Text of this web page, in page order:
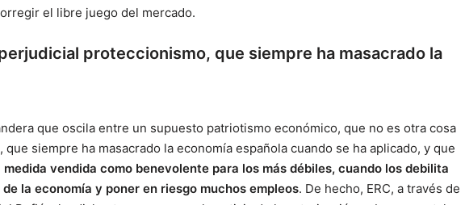
el libre juego del mercado.
proteccionismo, que siempre ha masacrado la
que oscila entre un supuesto patriotismo económico, que no es otra cosa
siempre ha masacrado la economía española cuando se ha aplicado, y que
medida vendida como benevolente para los más débiles, cuando los debilita
la economía y poner en riesgo muchos empleos. De hecho, ERC, a través de